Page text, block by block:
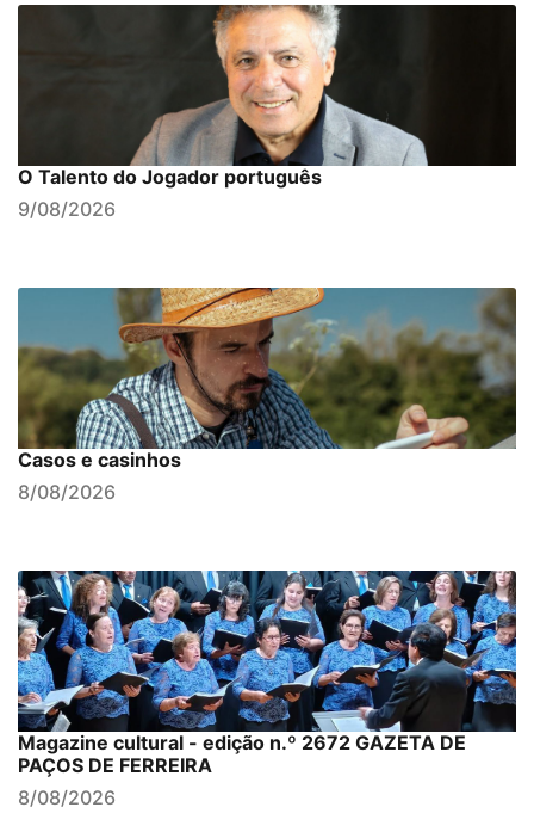
O Talento do Jogador português
9/08/2026
Casos e casinhos
8/08/2026
Magazine cultural - edição n.º 2672 GAZETA DE
PAÇOS DE FERREIRA
8/08/2026